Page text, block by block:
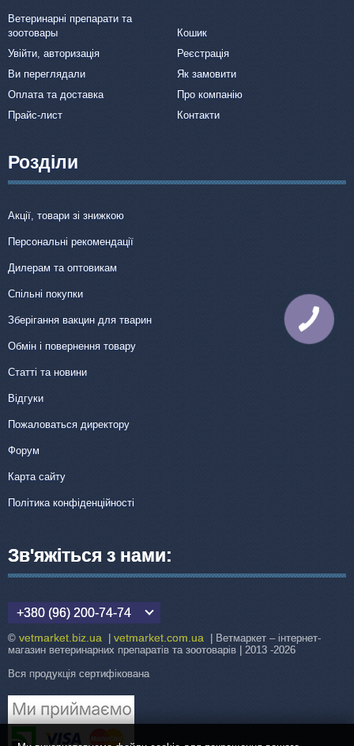
Ветеринарні препарати та
зоотовары
Кошик
Увійти, авторизація
Реєстрація
Ви переглядали
Як замовити
Оплата та доставка
Про компанію
Прайс-лист
Контакти
Розділи
Акції, товари зі знижкою
Персональні рекомендації
Дилерам та оптовикам
Спільні покупки
Зберігання вакцин для тварин
Обмін і повернення товару
Статті та новини
Відгуки
Пожаловаться директору
Форум
Карта сайту
Політика конфіденційності
Зв'яжіться з нами:
+380 (96) 200-74-74
© vetmarket.biz.ua | vetmarket.com.ua | Ветмаркет – інтернет-
магазин ветеринарних препаратів та зоотоварів | 2013 -2026
Вся продукція сертифікована
КНОПКА
ЗВ'ЯЗКУ